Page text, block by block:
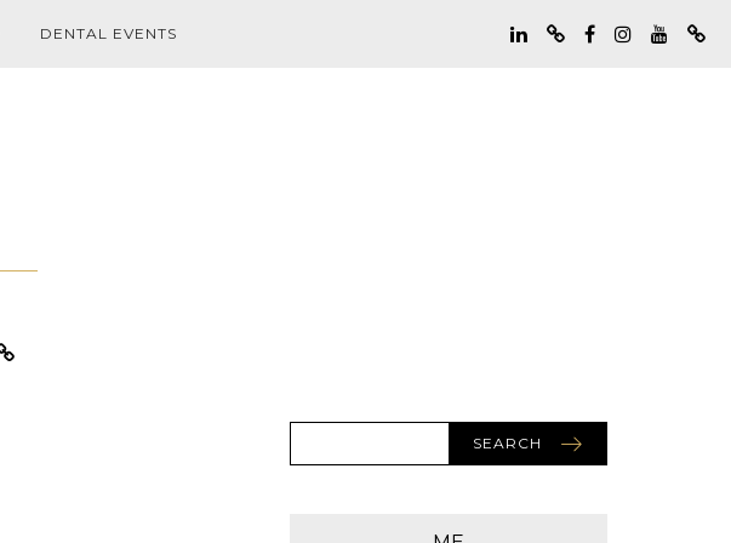
DENTAL EVENTS
SEARCH